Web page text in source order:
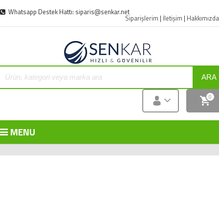
Whatsapp Destek Hattı: siparis@senkar.net
Siparişlerim | İletişim | Hakkımızda
ARA
0
MENU